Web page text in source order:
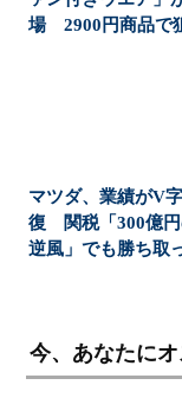
場 2900円商品で
マツダ、業績がV
復 関税「300億
逆風」でも勝ち取
今、あなたにオ